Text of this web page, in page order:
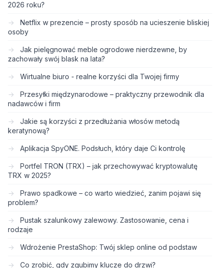
2026 roku?
Netflix w prezencie – prosty sposób na ucieszenie bliskiej
osoby
Jak pielęgnować meble ogrodowe nierdzewne, by
zachowały swój blask na lata?
Wirtualne biuro - realne korzyści dla Twojej firmy
Przesyłki międzynarodowe – praktyczny przewodnik dla
nadawców i firm
Jakie są korzyści z przedłużania włosów metodą
keratynową?
Aplikacja SpyONE. Podsłuch, który daje Ci kontrolę
Portfel TRON (TRX) – jak przechowywać kryptowalutę
TRX w 2025?
Prawo spadkowe – co warto wiedzieć, zanim pojawi się
problem?
Pustak szalunkowy zalewowy. Zastosowanie, cena i
rodzaje
Wdrożenie PrestaShop: Twój sklep online od podstaw
Co zrobić, gdy zgubimy klucze do drzwi?